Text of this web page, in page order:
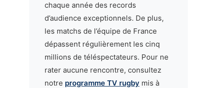
chaque année des records
d’audience exceptionnels. De plus,
les matchs de l’équipe de France
dépassent régulièrement les cinq
millions de téléspectateurs. Pour ne
rater aucune rencontre, consultez
notre programme TV rugby mis à